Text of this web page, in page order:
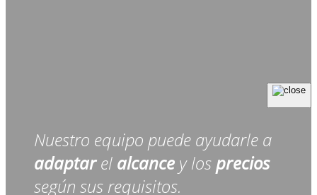
Nuestro equipo puede ayudarle a
adaptarel alcance y losprecios
según sus requisitos.